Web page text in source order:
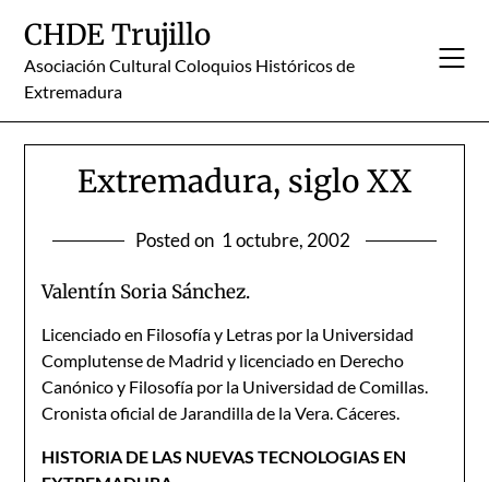
content
CHDE Trujillo
Asociación Cultural Coloquios Históricos de
Extremadura
Extremadura, siglo XX
Posted on 1 octubre, 2002
Valentín Soria Sánchez.
Licenciado en Filosofía y Letras por la Universidad
Complutense de Madrid y licenciado en Derecho
Canónico y Filosofía por la Universidad de Comillas.
Cronista oficial de Jarandilla de la Vera. Cáceres.
HISTORIA DE LAS NUEVAS TECNOLOGIAS EN